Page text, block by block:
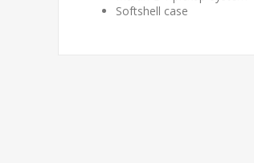
Softshell case